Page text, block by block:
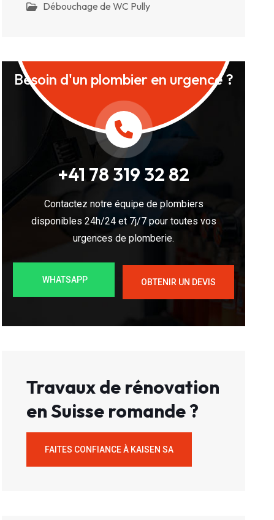
Débouchage de WC Pully
Besoin d'un plombier en urgence ?
+41 78 319 32 82
Contactez notre équipe de plombiers
disponibles 24h/24 et 7j/7 pour toutes vos
urgences de plomberie.
WHATSAPP OBTENIR UN DEVIS
Travaux de rénovation
en Suisse romande ?
FAITES CONFIANCE À KAISEN SA